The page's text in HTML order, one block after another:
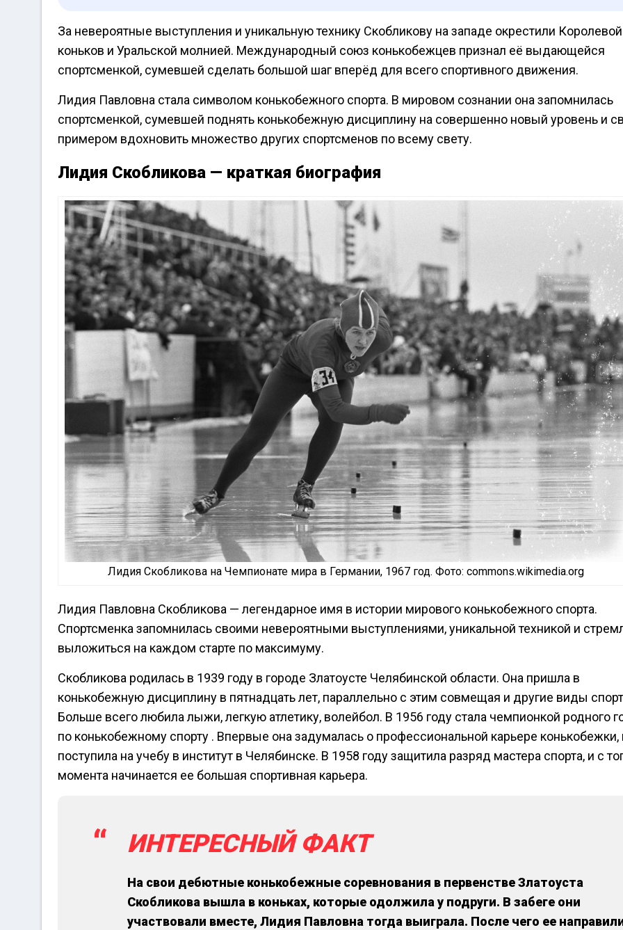
За невероятные выступления и уникальную технику Скобликову на западе окрестили Королевой
коньков и Уральской молнией. Международный союз конькобежцев признал её выдающейся
спортсменкой, сумевшей сделать большой шаг вперёд для всего спортивного движения.
Лидия Павловна стала символом конькобежного спорта. В мировом сознании она запомнилась
спортсменкой, сумевшей поднять конькобежную дисциплину на совершенно новый уровень и
примером вдохновить множество других спортсменов по всему свету.
Лидия Скобликова — краткая биография
Лидия Скобликова на Чемпионате мира в Германии, 1967 год. Фото: commons.wikimedia.org
Лидия Павловна Скобликова — легендарное имя в истории мирового конькобежного спорта.
Спортсменка запомнилась своими невероятными выступлениями, уникальной техникой и
выложиться на каждом старте по максимуму.
Скобликова родилась в 1939 году в городе Златоусте Челябинской области. Она пришла в
конькобежную дисциплину в пятнадцать лет, параллельно с этим совмещая и другие виды
Больше всего любила лыжи, легкую атлетику, волейбол. В 1956 году стала чемпионкой родного
по конькобежному спорту . Впервые она задумалась о профессиональной карьере конькобежки,
поступила на учебу в институт в Челябинске. В 1958 году защитила разряд мастера спорта, и с
момента начинается ее большая спортивная карьера.
ИНТЕРЕСНЫЙ ФАКТ
На свои дебютные конькобежные соревнования в первенстве Златоуста
Скобликова вышла в коньках, которые одолжила у подруги. В забеге они
участвовали вместе, Лидия Павловна тогда выиграла. После чего ее